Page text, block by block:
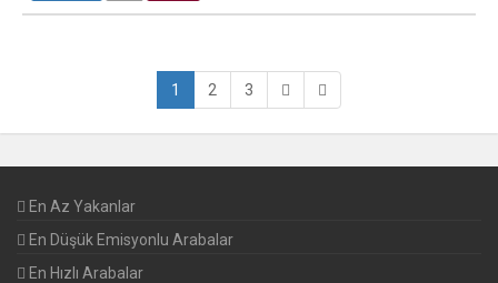
1 2 3
En Az Yakanlar
En Düşük Emisyonlu Arabalar
En Hızlı Arabalar